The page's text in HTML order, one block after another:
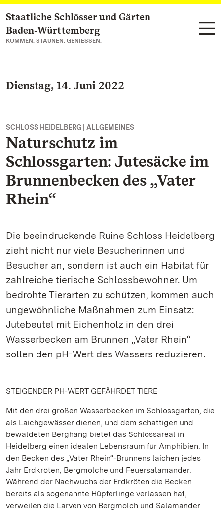
Zum Hauptinhalt springen
Staatliche Schlösser und Gärten
Baden‑Württemberg
KOMMEN. STAUNEN. GENIESSEN.
Dienstag, 14. Juni 2022
SCHLOSS HEIDELBERG | ALLGEMEINES
Naturschutz im
Schlossgarten: Jutesäcke im
Brunnenbecken des „Vater
Rhein“
Die beeindruckende Ruine Schloss Heidelberg
zieht nicht nur viele Besucherinnen und
Besucher an, sondern ist auch ein Habitat für
zahlreiche tierische Schlossbewohner. Um
bedrohte Tierarten zu schützen, kommen auch
ungewöhnliche Maßnahmen zum Einsatz:
Jutebeutel mit Eichenholz in den drei
Wasserbecken am Brunnen „Vater Rhein“
sollen den pH-Wert des Wassers reduzieren.
STEIGENDER PH-WERT GEFÄHRDET TIERE
Mit den drei großen Wasserbecken im Schlossgarten, die
als Laichgewässer dienen, und dem schattigen und
bewaldeten Berghang bietet das Schlossareal in
Heidelberg einen idealen Lebensraum für Amphibien. In
den Becken des „Vater Rhein“-Brunnens laichen jedes
Jahr Erdkröten, Bergmolche und Feuersalamander.
Während der Nachwuchs der Erdkröten die Becken
bereits als sogenannte Hüpferlinge verlassen hat,
verweilen die Larven von Bergmolch und Salamander